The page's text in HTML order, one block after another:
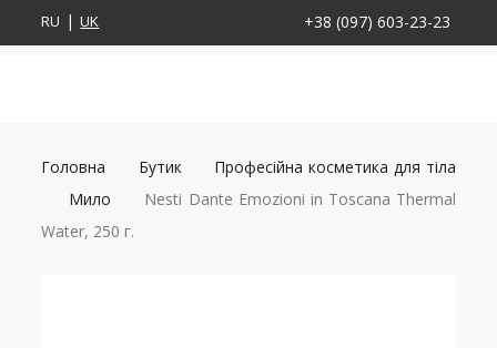
RU UK +38 (097) 603-23-23
Головна Бутик
Професійна косметика для тіла
Мило
Nesti Dante Emozioni in Toscana Thermal
Water, 250 г.